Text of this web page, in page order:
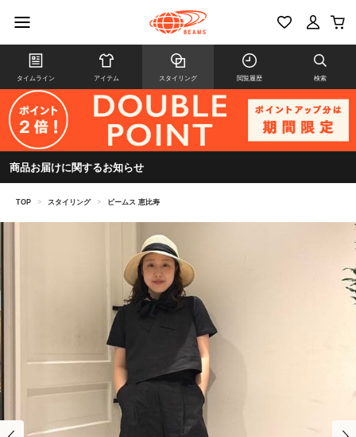
タイムライン アイテム スタイリング 閲覧履歴 検索
商品お届けに関するお知らせ
TOP > スタイリング > ビームス 恵比寿